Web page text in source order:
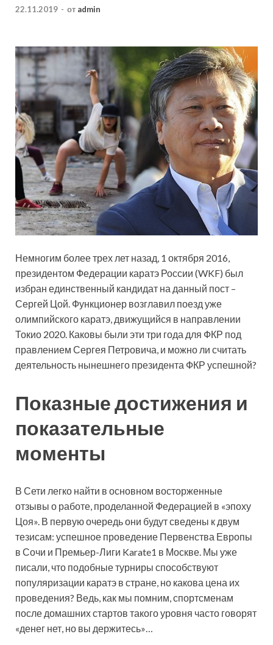
22.11.2019 - от admin
Немногим более трех лет назад, 1 октября 2016,
президентом Федерации каратэ России (WKF) был
избран единственный кандидат на данный пост –
Сергей Цой. Функционер возглавил поезд уже
олимпийского каратэ, движущийся в направлении
Токио 2020. Каковы были эти три года для ФКР под
правлением Сергея Петровича, и можно ли считать
деятельность нынешнего президента ФКР успешной?
Показные достижения и
показательные
моменты
В Сети легко найти в основном восторженные
отзывы о работе, проделанной Федерацией в «эпоху
Цоя». В первую очередь они будут сведены к двум
тезисам: успешное проведение Первенства Европы
в Сочи и Премьер-Лиги Karate1 в Москве. Мы уже
писали, что подобные турниры способствуют
популяризации каратэ в стране, но какова цена их
проведения? Ведь, как мы помним, спортсменам
после домашних стартов такого уровня часто говорят
«денег нет, но вы держитесь»…